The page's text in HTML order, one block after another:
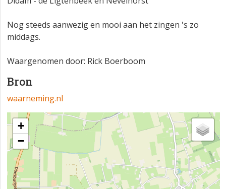
Nog steeds aanwezig en mooi aan het zingen 's zo
middags.
Waargenomen door: Rick Boerboom
Bron
waarneming.nl
+
−